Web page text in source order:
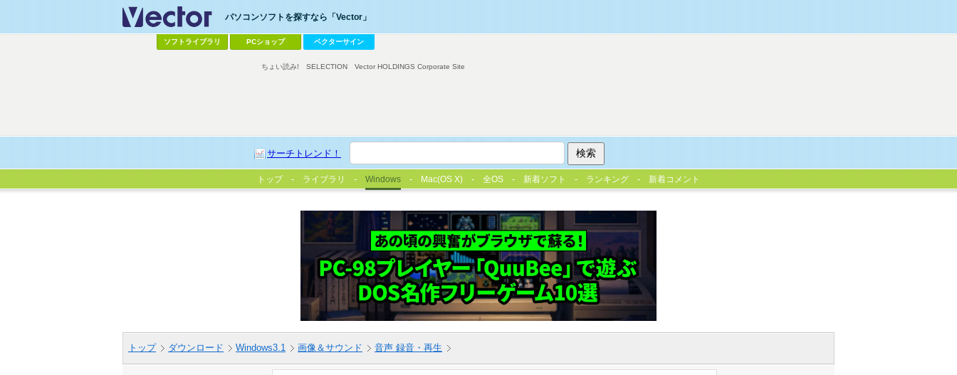
パソコンソフトを探すなら「Vector」
ソフトライブラリ PCショップ ベクターサイン
サーチトレンド！
ちょい読み! SELECTION Vector HOLDINGS Corporate Site
トップ ライブラリ Windows Mac(OS X) 全OS 新着ソフト ランキング 新着コメント
トップ ダウンロード Windows3.1 画像＆サウンド 音声 録音・再生